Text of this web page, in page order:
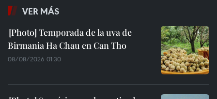
VER MÁS
Temporada de la uva de
Birmania Ha Chau en Can Tho
08/08/2026 01:30